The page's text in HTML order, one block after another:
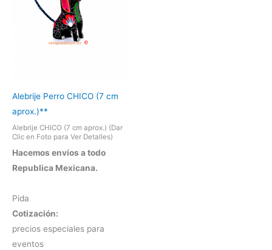
Alebrije Perro CHICO (7 cm
aprox.)**
Alebrije CHICO (7 cm aprox.) (Dar
Clic en Foto para Ver Detalles)
Hacemos envíos a todo
Republica Mexicana.
Pida
Cotización:
precios especiales para
eventos